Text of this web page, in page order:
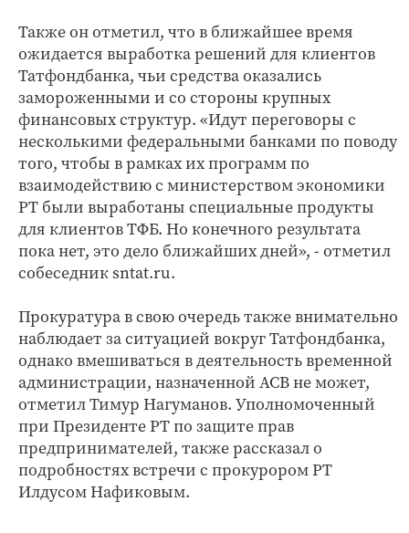
Также он отметил, что в ближайшее время
ожидается выработка решений для клиентов
Татфондбанка, чьи средства оказались
замороженными и со стороны крупных
финансовых структур. «Идут переговоры с
несколькими федеральными банками по поводу
того, чтобы в рамках их программ по
взаимодействию с министерством экономики
РТ были выработаны специальные продукты
для клиентов ТФБ. Но конечного результата
пока нет, это дело ближайших дней», - отметил
собеседник sntat.ru.
Прокуратура в свою очередь также внимательно
наблюдает за ситуацией вокруг Татфондбанка,
однако вмешиваться в деятельность временной
администрации, назначенной АСВ не может,
отметил Тимур Нагуманов. Уполномоченный
при Президенте РТ по защите прав
предпринимателей, также рассказал о
подробностях встречи с прокурором РТ
Илдусом Нафиковым.